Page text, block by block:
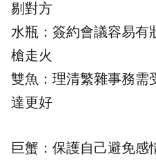
剔對方
水瓶：簽約會議容易有
槍走火
雙魚：理清繁雜事務需
達更好
巨蟹：保護自己避免感